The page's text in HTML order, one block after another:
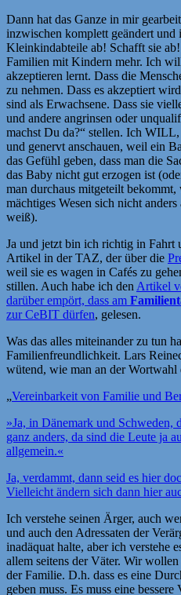
Dann hat das Ganze in mir
inzwischen komplett geändert und
Kleinkindabteile ab! Schafft sie
Familien mit Kindern mehr. Ich
akzeptieren lernt. Dass die
zu nehmen. Dass es akzeptiert
sind als Erwachsene. Dass sie
und andere angrinsen oder
machst Du da?“ stellen. Ich
und genervt anschauen, weil ein
das Gefühl geben, dass man die
das Baby nicht gut erzogen ist
man durchaus mitgeteilt
mächtiges Wesen sich nicht
weiß).
Ja und jetzt bin ich richtig in Fahrt
Artikel in der TAZ, der über die
weil sie es wagen in Cafés zu
stillen. Auch habe ich den Artikel
darüber empört, dass am
zur CeBIT dürfen, gelesen.
Was das alles miteinander zu tun
Familienfreundlichkeit. Lars
wütend, wie man an der Wortwahl
„Vereinbarkeit von Familie und
»Ja, in Dänemark und Schweden,
ganz anders, da sind die Leute ja
allgemein.«
Ja, verdammt, dann seid es hier
Vielleicht ändern sich dann hier
Ich verstehe seinen Ärger, auch
und auch den Adressaten der
inadäquat halte, aber ich verstehe
allem seitens der Väter. Wir
der Familie. D.h. dass es eine
geben muss. Es muss eine